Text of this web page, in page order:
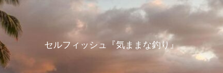
セルフィッシュ『気ままな釣り』